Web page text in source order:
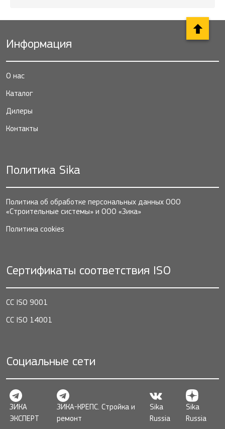
Информация
О нас
Каталог
Дилеры
Контакты
Политика Sika
Политика об обработке персональных данных ООО
«Строительные системы» и ООО «Зика»
Политика cookies
Сертификаты соответствия ISO
СС ISO 9001
СС ISO 14001
Социальные сети
ЗИКА
ЭКСПЕРТ
ЗИКА-КРЕПС. Стройка и
ремонт
Sika
Russia
Sika
Russia